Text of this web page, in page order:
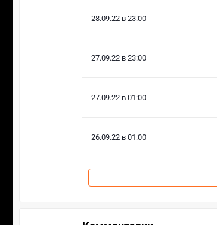
28.09.22 в 23:00
27.09.22 в 23:00
27.09.22 в 01:00
26.09.22 в 01:00